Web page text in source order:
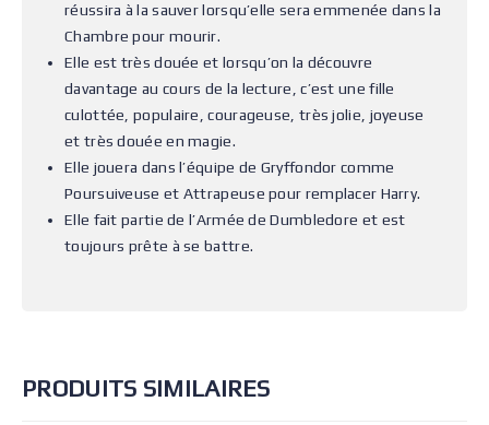
réussira à la sauver lorsqu’elle sera emmenée dans la
Chambre pour mourir.
Elle est très douée et lorsqu’on la découvre
davantage au cours de la lecture, c’est une fille
culottée, populaire, courageuse, très jolie, joyeuse
et très douée en magie.
Elle jouera dans l’équipe de Gryffondor comme
Poursuiveuse et Attrapeuse pour remplacer Harry.
Elle fait partie de l’Armée de Dumbledore et est
toujours prête à se battre.
PRODUITS SIMILAIRES